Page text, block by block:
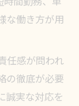
な働き方が用
任感が問われ
の徹底が必要
誠実な対応を